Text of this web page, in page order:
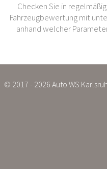
Checken Sie in
Fahrzeugbewertung mit
anhand welcher
© 2017 - 2026 Auto WS